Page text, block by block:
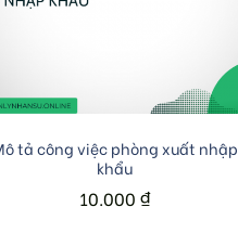
Add to cart
tả công việc phòng xuất nhập
khẩu
10.000 ₫